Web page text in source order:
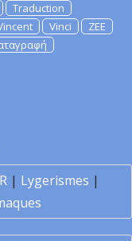
Traduction
Vinci
ZEE
| Lygerismes |